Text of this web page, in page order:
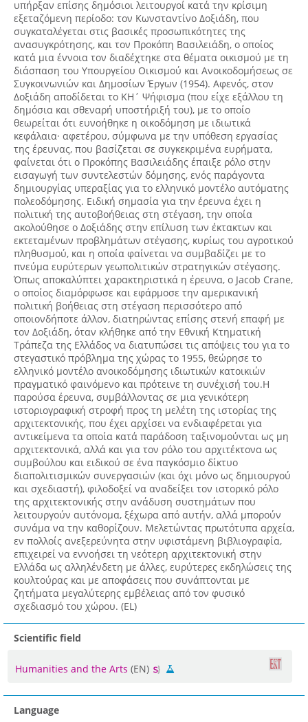
υπήρξαν επίσης δημόσιοι λειτουργοί κατά την κρίσιμη
εξεταζόμενη περίοδο: τον Κωνσταντίνο Δοξιάδη, που
συγκαταλέγεται στις βασικές προσωπικότητες της
ανασυγκρότησης, και τον Προκόπη Βασιλειάδη, ο οποίος
κατά μια έννοια τον διαδέχτηκε στα θέματα οικισμού με τη
διάσπαση του Υπουργείου Οικισμού και Ανοικοδομήσεως σε
Συγκοινωνιών και Δημοσίων Έργων (1954). Αφενός, στον
Δοξιάδη αποδίδεται το ΚΗ΄ Ψήφισμα (που είχε εξάλλου τη
δημόσια και σθεναρή υποστήριξή του), με το οποίο
θεωρείται ότι ευνοήθηκε η οικοδόμηση με ιδιωτικά
κεφάλαια· αφετέρου, σύμφωνα με την υπόθεση εργασίας
της έρευνας, που βασίζεται σε συγκεκριμένα ευρήματα,
φαίνεται ότι ο Προκόπης Βασιλειάδης έπαιξε ρόλο στην
εισαγωγή των συντελεστών δόμησης, ενός παράγοντα
δημιουργίας υπεραξίας για το ελληνικό μοντέλο αυτόματης
πολεοδόμησης. Ειδική σημασία για την έρευνα έχει η
πολιτική της αυτοβοήθειας στη στέγαση, την οποία
ακολούθησε ο Δοξιάδης στην επίλυση των έκτακτων και
εκτεταμένων προβλημάτων στέγασης, κυρίως του αγροτικού
πληθυσμού, και η οποία φαίνεται να συμβαδίζει με το
πνεύμα ευρύτερων γεωπολιτικών στρατηγικών στέγασης.
Όπως αποκαλύπτει χαρακτηριστικά η έρευνα, ο Jacob Crane,
ο οποίος διαμόρφωσε και εφάρμοσε την αμερικανική
πολιτική βοήθειας στη στέγαση περισσότερο από
οποιονδήποτε άλλον, διατηρώντας επίσης στενή επαφή με
τον Δοξιάδη, όταν κλήθηκε από την Εθνική Κτηματική
Τράπεζα της Ελλάδος να διατυπώσει τις απόψεις του για το
στεγαστικό πρόβλημα της χώρας το 1955, θεώρησε το
ελληνικό μοντέλο ανοικοδόμησης ιδιωτικών κατοικιών
πραγματικό φαινόμενο και πρότεινε τη συνέχισή του.Η
παρούσα έρευνα, συμβάλλοντας σε μια γενικότερη
ιστοριογραφική στροφή προς τη μελέτη της ιστορίας της
αρχιτεκτονικής, που έχει αρχίσει να ενδιαφέρεται για
αντικείμενα τα οποία κατά παράδοση ταξινομούνται ως μη
αρχιτεκτονικά, αλλά και για τον ρόλο του αρχιτέκτονα ως
συμβούλου και ειδικού σε ένα παγκόσμιο δίκτυο
διαπολιτισμικών συνεργασιών (και όχι μόνο ως δημιουργού
και σχεδιαστή), φιλοδοξεί να αναδείξει τον ιστορικό ρόλο
της αρχιτεκτονικής στην ανάδυση συστημάτων που
λειτουργούν αυτόνομα, ξέχωρα από αυτήν, αλλά μπορούν
συνάμα να την καθορίζουν. Μελετώντας πρωτότυπα αρχεία,
εν πολλοίς ανεξερεύνητα στην υφιστάμενη βιβλιογραφία,
επιχειρεί να εννοήσει τη νεότερη αρχιτεκτονική στην
Ελλάδα ως αλληλένδετη με άλλες, ευρύτερες εκδηλώσεις της
κουλτούρας και με αποφάσεις που συνάπτονται με
ζητήματα μεγαλύτερης εμβέλειας από τον φυσικό
σχεδιασμό του χώρου. (EL)
Scientific field
Humanities and the Arts (EN)
Language